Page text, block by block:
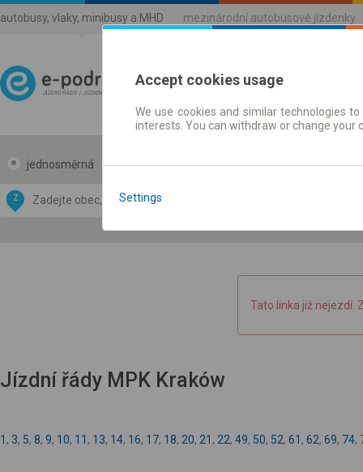
autobusy, vlaky, minibusy a MHD mezinárodní autobusové jízdenky
Jízdni řády a jízdenky
jednosměrná zpáteční
Z
by
OpenStreetMap
Tato linka již nejezdí.
Jízdní řády MPK Kraków
1 , 3, 5, 8, 9, 10, 11 , 13, 14, 16, 17, 18, 20, 21 , 22, 49, 50, 52, 61 , 62, 69, 74,
Accept cookies usage
We use cookies and similar technologies
interests. You can withdraw or change
Settings